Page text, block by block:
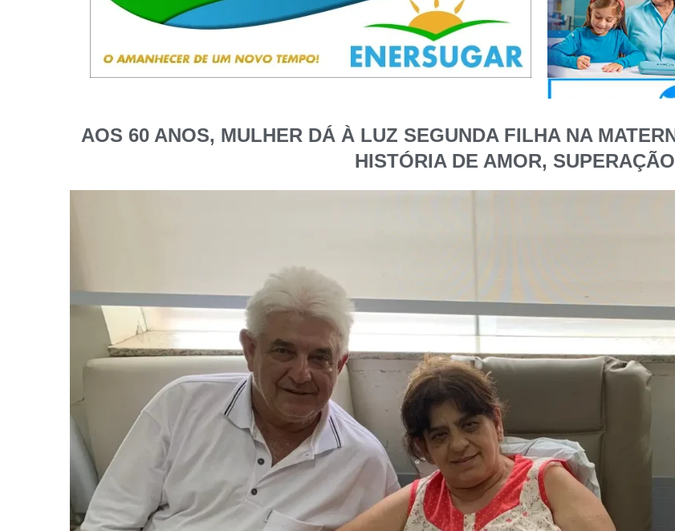
AOS 60 ANOS, MULHER DÁ À LUZ SEGUNDA FILHA NA
HISTÓRIA DE AMOR,